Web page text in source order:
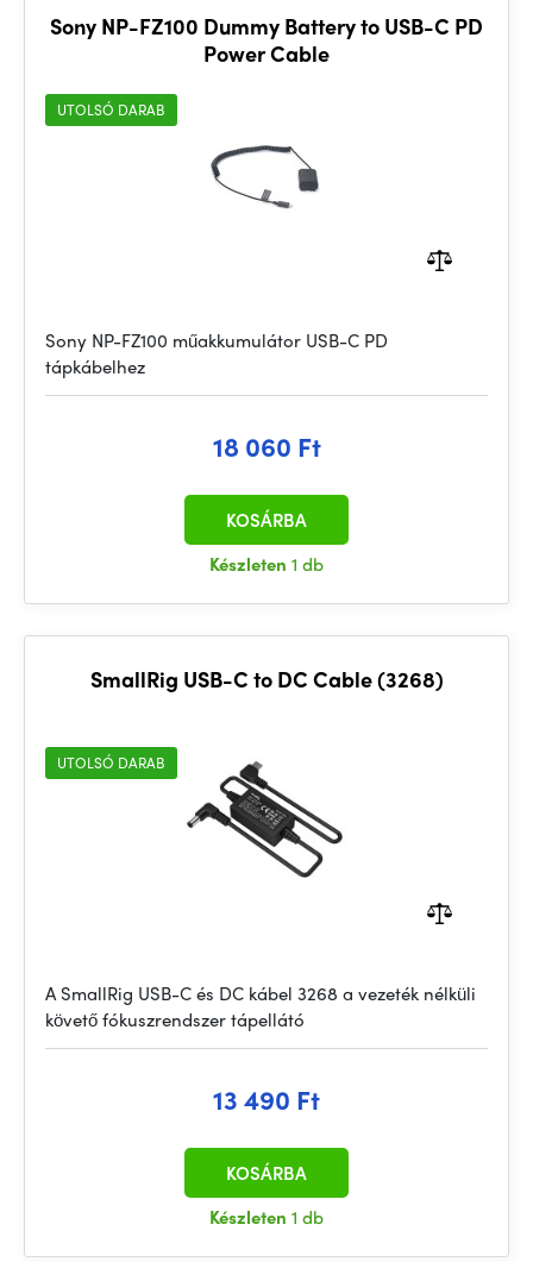
Sony NP-FZ100 Dummy Battery to USB-C PD
Power Cable
UTOLSÓ DARAB
Sony NP-FZ100 műakkumulátor USB-C PD
tápkábelhez
18 060 Ft
Készleten 1 db
KOSÁRBA
SmallRig USB-C to DC Cable (3268)
UTOLSÓ DARAB
A SmallRig USB-C és DC kábel 3268 a vezeték nélküli
követő fókuszrendszer tápellátó
13 490 Ft
Készleten 1 db
KOSÁRBA